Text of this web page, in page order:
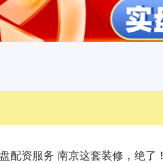
配资服务 南京这套装修，绝了！